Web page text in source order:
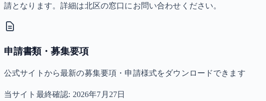
請となります。詳細は北区の窓口にお問い合わせください。
申請書類・募集要項
公式サイトから最新の募集要項・申請様式をダウンロードできます
当サイト最終確認: 2026年7月27日